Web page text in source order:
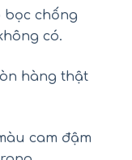
bọc chống
có.
hàng thật
cam đậm